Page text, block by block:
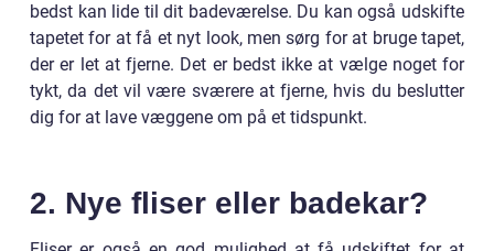
bedst kan lide til dit badeværelse. Du kan også udskifte
tapetet for at få et nyt look, men sørg for at bruge tapet,
der er let at fjerne. Det er bedst ikke at vælge noget for
tykt, da det vil være sværere at fjerne, hvis du beslutter
dig for at lave væggene om på et tidspunkt.
2. Nye fliser eller badekar?